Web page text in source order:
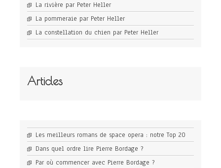
La rivière par Peter Heller
La pommeraie par Peter Heller
La constellation du chien par Peter Heller
Articles
Les meilleurs romans de space opera : notre Top 20
Dans quel ordre lire Pierre Bordage ?
Par où commencer avec Pierre Bordage ?